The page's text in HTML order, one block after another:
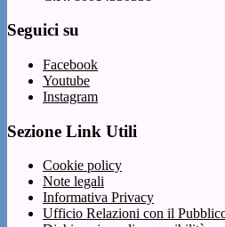
Seguici su
Facebook
Youtube
Instagram
Sezione Link Utili
Cookie policy
Note legali
Informativa Privacy
Ufficio Relazioni con il